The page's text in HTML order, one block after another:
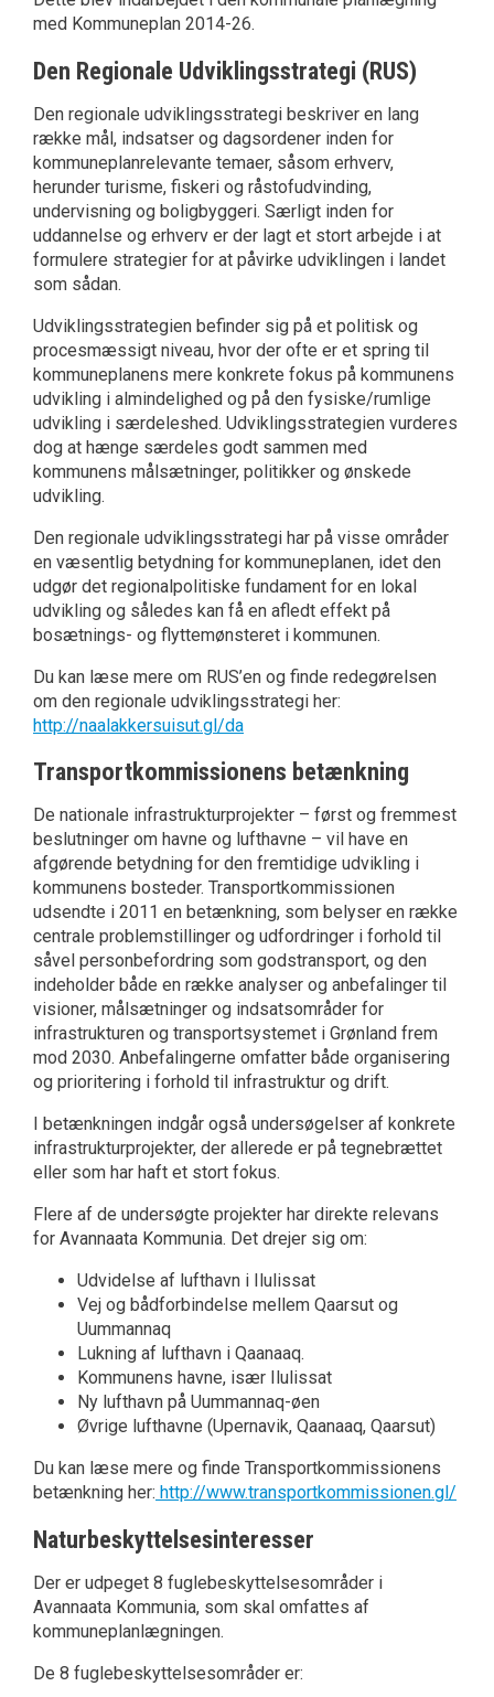
med Kommuneplan 2014-26.
Den Regionale Udviklingsstrategi (RUS)
Den regionale udviklingsstrategi beskriver en lang
række mål, indsatser og dagsordener inden for
kommuneplanrelevante temaer, såsom erhverv,
herunder turisme, fiskeri og råstofudvinding,
undervisning og boligbyggeri. Særligt inden for
uddannelse og erhverv er der lagt et stort arbejde i at
formulere strategier for at påvirke udviklingen i landet
som sådan.
Udviklingsstrategien befinder sig på et politisk og
procesmæssigt niveau, hvor der ofte er et spring til
kommuneplanens mere konkrete fokus på kommunens
udvikling i almindelighed og på den fysiske/rumlige
udvikling i særdeleshed. Udviklingsstrategien vurderes
dog at hænge særdeles godt sammen med
kommunens målsætninger, politikker og ønskede
udvikling.
Den regionale udviklingsstrategi har på visse områder
en væsentlig betydning for kommuneplanen, idet den
udgør det regionalpolitiske fundament for en lokal
udvikling og således kan få en afledt effekt på
bosætnings- og flyttemønsteret i kommunen.
Du kan læse mere om RUS’en og finde redegørelsen
om den regionale udviklingsstrategi her:
http://naalakkersuisut.gl/da
Transportkommissionens betænkning
De nationale infrastrukturprojekter – først og fremmest
beslutninger om havne og lufthavne – vil have en
afgørende betydning for den fremtidige udvikling i
kommunens bosteder. Transportkommissionen
udsendte i 2011 en betænkning, som belyser en række
centrale problemstillinger og udfordringer i forhold til
såvel personbefordring som godstransport, og den
indeholder både en række analyser og anbefalinger til
visioner, målsætninger og indsatsområder for
infrastrukturen og transportsystemet i Grønland frem
mod 2030. Anbefalingerne omfatter både organisering
og prioritering i forhold til infrastruktur og drift.
I betænkningen indgår også undersøgelser af konkrete
infrastrukturprojekter, der allerede er på tegnebrættet
eller som har haft et stort fokus.
Flere af de undersøgte projekter har direkte relevans
for Avannaata Kommunia. Det drejer sig om:
Udvidelse af lufthavn i Ilulissat
Vej og bådforbindelse mellem Qaarsut og
Uummannaq
Lukning af lufthavn i Qaanaaq.
Kommunens havne, især Ilulissat
Ny lufthavn på Uummannaq-øen
Øvrige lufthavne (Upernavik, Qaanaaq, Qaarsut)
Du kan læse mere og finde Transportkommissionens
betænkning her: http://www.transportkommissionen.gl/
Naturbeskyttelsesinteresser
Der er udpeget 8 fuglebeskyttelsesområder i
Avannaata Kommunia, som skal omfattes af
kommuneplanlægningen.
De 8 fuglebeskyttelsesområder er: